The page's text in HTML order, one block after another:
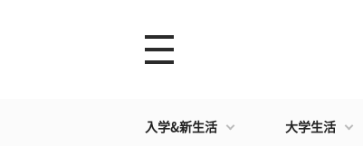
入学&新生活 大学生活